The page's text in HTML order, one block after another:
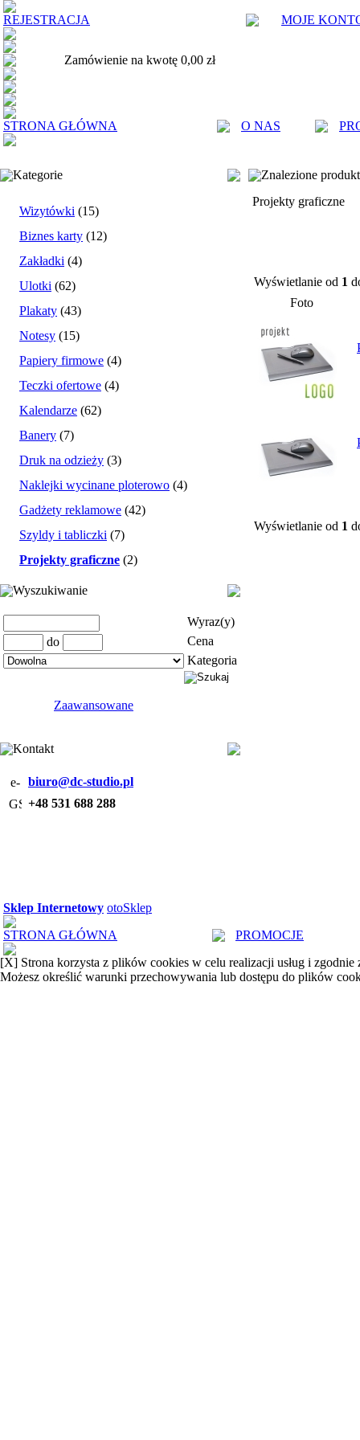
REJESTRACJA MOJE
Zamówienie na kwotę 0,00 zł
STRONA GŁÓWNA O NAS
Kategorie
Wizytówki (15)
Biznes karty (12)
Zakładki (4)
Ulotki (62)
Plakaty (43)
Notesy (15)
Papiery firmowe (4)
Teczki ofertowe (4)
Kalendarze (62)
Banery (7)
Druk na odzieży (3)
Naklejki wycinane ploterowo (4)
Gadżety reklamowe (42)
Szyldy i tabliczki (7)
Projekty graficzne (2)
Wyszukiwanie
Wyraz(y)
do
Cena
Kategoria
Zaawansowane
Kontakt
biuro@dc-studio.pl
+48 531 688 288
Znalezione
Projekty graficzne
Wyświetlanie od 1
Foto
Wyświetlanie od 1
Sklep Internetowy otoSklep
STRONA GŁÓWNA
PROMOCJE
[X] Strona korzysta z plików cookies w celu realizacji usług i zgodnie
Możesz określić warunki przechowywania lub dostępu do plików